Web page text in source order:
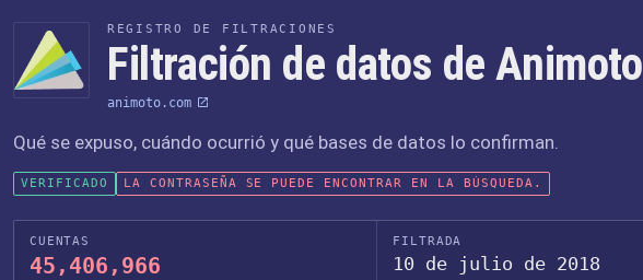
REGISTRO DE FILTRACIONES
Filtración de datos de Animoto
animoto.com
Qué se expuso, cuándo ocurrió y qué bases de datos lo confirman.
VERIFICADO LA CONTRASEÑA SE PUEDE ENCONTRAR EN LA BÚSQUEDA.
CUENTAS
45,406,966
FILTRADA
10 de julio de 2018